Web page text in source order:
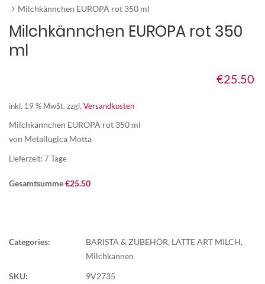
Milchkännchen EUROPA rot 350 ml
Milchkännchen EUROPA rot 350
ml
€25.50
inkl. 19 % MwSt. zzgl. Versandkosten
Milchkännchen EUROPA rot 350 ml
von Metallugica Motta
Lieferzeit: 7 Tage
Gesamtsumme€25.50
Categories: BARISTA & ZUBEHÖR, LATTE ART MILCH,
Milchkannen
SKU:
9V2735